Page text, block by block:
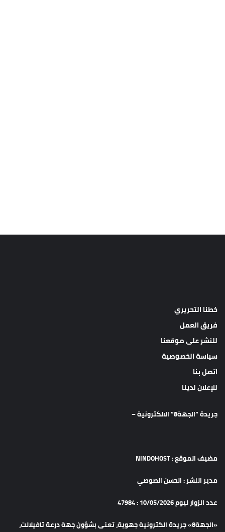
خطنا التحريري
فريق العمل
للنشر على موقعنا
سياسة الخصوصية
اتصل بنا
للإعلان لدينا
جريدة “الجهة8” الالكترونية –
مضيف الموقع : NINDOHOST
مدير النشر : الحسن الصوصي
عدد الزوار ليوم 10/05/2026 : 47984
«الجهة8» جريدة الكترونية جهوية، تعنى بشؤون جهة درعة تافيلالت،